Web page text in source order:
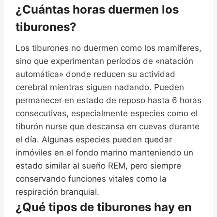
¿Cuántas horas duermen los
tiburones?
Los tiburones no duermen como los mamíferes,
sino que experimentan períodos de «natación
automática» donde reducen su actividad
cerebral mientras siguen nadando. Pueden
permanecer en estado de reposo hasta 6 horas
consecutivas, especialmente especies como el
tiburón nurse que descansa en cuevas durante
el día. Algunas especies pueden quedar
inmóviles en el fondo marino manteniendo un
estado similar al sueño REM, pero siempre
conservando funciones vitales como la
respiración branquial.
¿Qué tipos de tiburones hay en